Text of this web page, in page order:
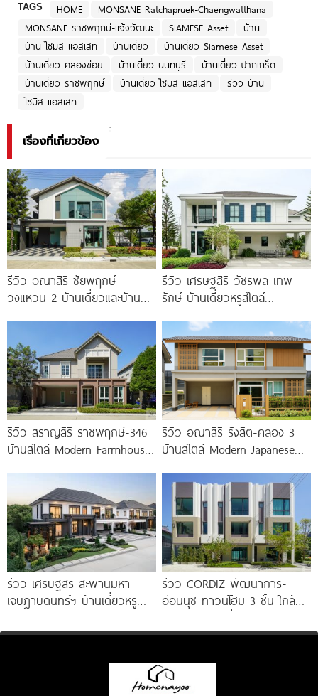
TAGS HOME
MONSANE Ratchapruek-Chaengwatthana
MONSANE ราชพฤกษ์-แจ้งวัฒนะ
SIAMESE Asset
บ้าน
บ้าน ไซมิส แอสเสท
บ้านเดี่ยว
บ้านเดี่ยว Siamese Asset
บ้านเดี่ยว คลองข่อย
บ้านเดี่ยว นนทบุรี
บ้านเดี่ยว ปากเกร็ด
บ้านเดี่ยว ราชพฤกษ์
บ้านเดี่ยว ไซมิส แอสเสท
รีวิว บ้าน
ไซมิส แอสเสท
เรื่องที่เกี่ยวข้อง
รีวิว อณาสิริ ชัยพฤกษ์-
วงแหวน 2 บ้านเดี่ยวและบ้าน
บางกรวย-ไทรน้อย เริ่ม 4.59
ล้าน*
รีวิว เศรษฐสิริ วัชรพล-เทพ
รักษ์ บ้านเดี่ยวหรูสไตล์
ทะเลสาบ ทำเลใกล้รถไฟฟ้า และ
ทางด่วน 3 สาย
รีวิว สราญสิริ ราชพฤกษ์-346
บ้านสไตล์ Modern Farmhouse​
รีวิว อณาสิริ รังสิต-คลอง 3
บ้านสไตล์ Modern Japanese
รีวิว เศรษฐสิริ สะพานมหา
เจษฎาบดินทร์ฯ บ้านเดี่ยวหรู
รถไฟฟ้า และทางด่วน เริ่ม 15.9
รีวิว CORDIZ พัฒนาการ-
อ่อนนุช ทาวน์โฮม 3 ชั้น ใกล้
ทองหล่อ